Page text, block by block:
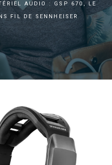
AUDIO : GSP 670, LE
FIL DE SENNHEISER